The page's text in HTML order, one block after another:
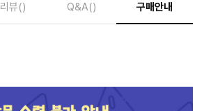
리뷰() Q&A() 구매안내